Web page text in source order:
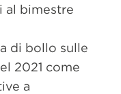
al bimestre
di bollo sulle
2021 come
a